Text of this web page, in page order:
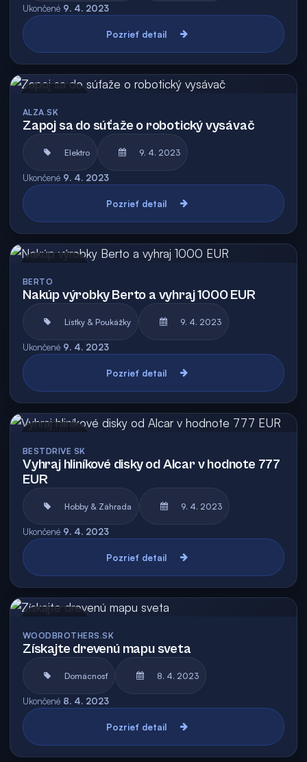
Ukončené 9. 4. 2023
Pozrieť detail
ALZA.SK
Zapoj sa do súťaže o robotický vysávač
Elektro 9. 4. 2023
Ukončené 9. 4. 2023
Pozrieť detail
BERTO
Nakúp výrobky Berto a vyhraj 1000 EUR
Lístky & Poukážky 9. 4. 2023
Ukončené 9. 4. 2023
Pozrieť detail
BESTDRIVE SK
Vyhraj hliníkové disky od Alcar v hodnote 777
EUR
Hobby & Záhrada 9. 4. 2023
Ukončené 9. 4. 2023
Pozrieť detail
WOODBROTHERS.SK
Získajte drevenú mapu sveta
Domácnosť 8. 4. 2023
Ukončené 8. 4. 2023
Pozrieť detail